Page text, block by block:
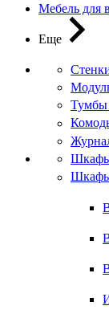
Мебель для
Еще